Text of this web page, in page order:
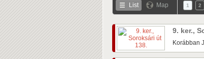
List Map 1 2
9. ker.,
Korábban